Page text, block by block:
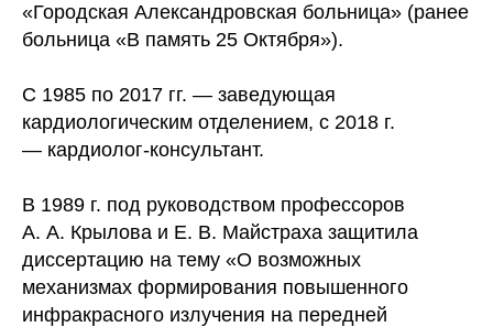
«Городская Александровская больница» (ранее
больница «В память 25 Октября»).
С 1985 по 2017 гг. — заведующая
кардиологическим отделением, с 2018 г.
— кардиолог-консультант.
В 1989 г. под руководством профессоров
А. А. Крылова и Е. В. Майстраха защитила
диссертацию на тему «О возможных
механизмах формирования повышенного
инфракрасного излучения на передней